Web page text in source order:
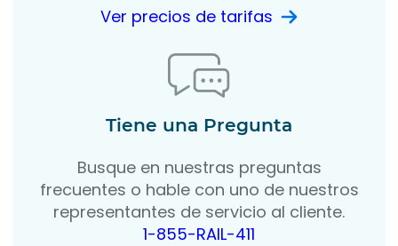
Ver precios de tarifas
Tiene una Pregunta
Busque en nuestras preguntas
frecuentes o hable con uno de nuestros
representantes de servicio al cliente.
1-855-RAIL-411